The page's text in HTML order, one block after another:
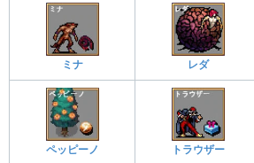
ミナ レダ
ペッピーノ トラウザー